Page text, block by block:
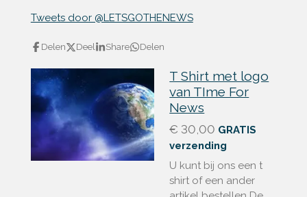
Tweets door @LETSGOTHENEWS
Delen Deel Share Delen
T Shirt met logo
van TIme For
News
€ 30,00 GRATIS
verzending
U kunt bij ons een t
shirt of een ander